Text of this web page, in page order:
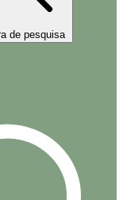
de pesquisa